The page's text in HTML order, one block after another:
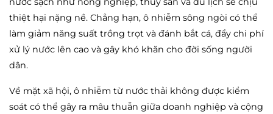
thiệt hại nặng nề. Chẳng hạn, ô nhiễm sông ngòi có thể
làm giảm năng suất trồng trọt và đánh bắt cá, đẩy chi phí
xử lý nước lên cao và gây khó khăn cho đời sống người
dân.
Về mặt xã hội, ô nhiễm từ nước thải không được kiểm
soát có thể gây ra mâu thuẫn giữa doanh nghiệp và cộng